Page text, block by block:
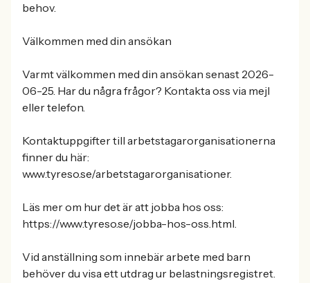
behov.
Välkommen med din ansökan
Varmt välkommen med din ansökan senast 2026-
06-25. Har du några frågor? Kontakta oss via mejl
eller telefon.
Kontaktuppgifter till arbetstagarorganisationerna
finner du här:
www.tyreso.se/arbetstagarorganisationer.
Läs mer om hur det är att jobba hos oss:
https://www.tyreso.se/jobba-hos-oss.html.
Vid anställning som innebär arbete med barn
behöver du visa ett utdrag ur belastningsregistret.